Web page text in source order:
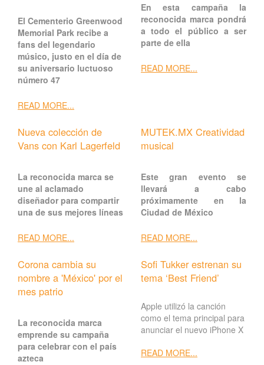
El Cementerio Greenwood
Memorial Park recibe a
fans del legendario
músico, justo en el día de
su aniversario luctuoso
número 47
READ MORE...
En esta campaña la
reconocida marca pondrá
a todo el público a ser
parte de ella
READ MORE...
Nueva colección de
Vans con Karl Lagerfeld
La reconocida marca se
une al aclamado
diseñador para compartir
una de sus mejores líneas
READ MORE...
MUTEK.MX Creatividad
musical
Este gran evento se
llevará a cabo
próximamente en la
Ciudad de México
READ MORE...
Corona cambia su
nombre a 'México' por el
mes patrio
La reconocida marca
emprende su campaña
para celebrar con el país
azteca
Sofi Tukker estrenan su
tema ‘Best Friend’
Apple utilizó la canción
como el tema principal para
anunciar el nuevo iPhone X
READ MORE...